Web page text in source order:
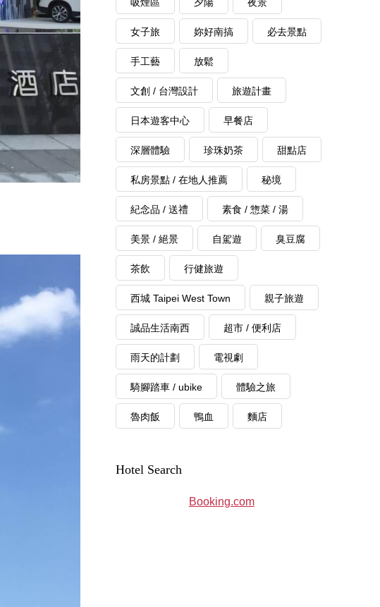
女子旅 妳好南搞 必去景點
手工藝 放鬆
文創 / 台灣設計 旅遊計畫
日本遊客中心 早餐店
深層體驗 珍珠奶茶 甜點店
私房景點 / 在地人推薦 秘境
紀念品 / 送禮 素食 / 惣菜 / 湯
美景 / 絕景 自駕遊 臭豆腐
茶飲 行健旅遊
西城 Taipei West Town 親子旅遊
誠品生活南西 超市 / 便利店
雨天的計劃 電視劇
騎腳踏車 / ubike 體驗之旅
魯肉飯 鴨血 麵店
Hotel Search
Booking.com